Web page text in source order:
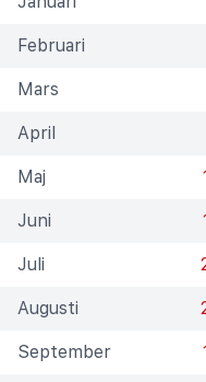
Februari
Mars
April
Maj
Juni
Juli
Augusti
September